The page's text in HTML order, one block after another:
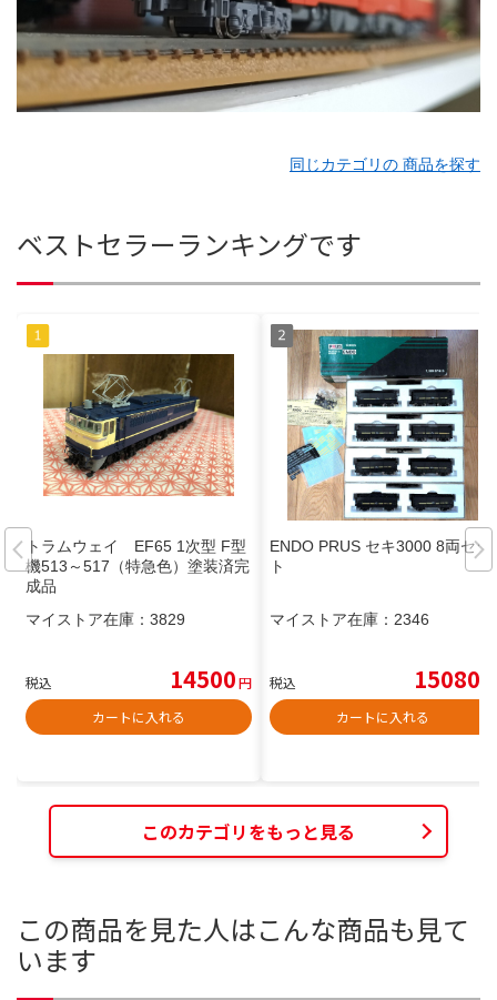
同じカテゴリの 商品を探す
ベストセラーランキングです
トラムウェイ EF65 1次型 F型
機513～517（特急色）塗装済完
成品
マイストア在庫： 3829
税込 14500円
カートに入れる
ENDO PRUS セキ3000 8両セッ
ト
マイストア在庫： 2346
税込 15080
カートに入れる
このカテゴリをもっと見る
この商品を見た人はこんな商品も見て
います